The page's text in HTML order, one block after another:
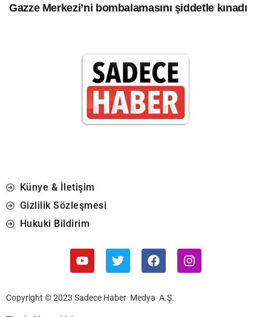
Gazze Merkezi’ni bombalamasını şiddetle kınadı
Künye & İletişim
Gizlilik Sözleşmesi
Hukuki Bildirim
Copyright © 2023 Sadece Haber Medya A.Ş.